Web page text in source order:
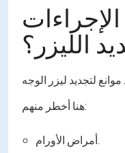
الليزر؟
هنا أخطر منهم:
أمراض الأورام.